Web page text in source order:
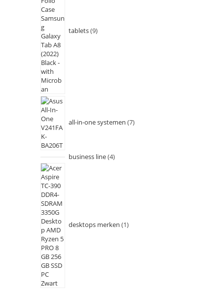
tablets 9
all-in-one systemen 7
business line 4
desktops merken 1